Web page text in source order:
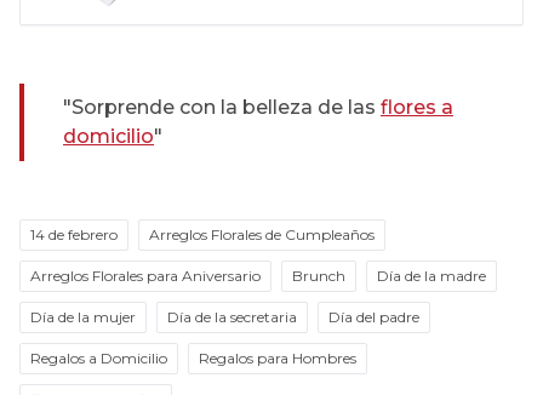
"Sorprende con la belleza de las flores a
domicilio"
14 de febrero Arreglos Florales de Cumpleaños
Arreglos Florales para Aniversario Brunch Día de la madre
Día de la mujer Día de la secretaria Día del padre
Regalos a Domicilio Regalos para Hombres